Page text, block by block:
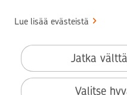
Lue lisää evästeistä
Valitse
Jatka
Käyttöehdot
Saavutettavuusseloste
Evästeiden käyttö